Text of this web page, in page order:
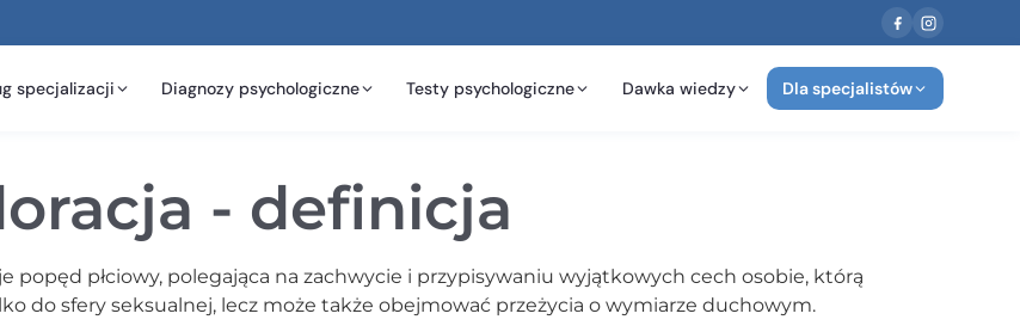
specjalizacji Diagnozy psychologiczne Testy psychologiczne Dawka wiedzy Dla specjalistów
- definicja
popęd płciowy, polegająca na zachwycie i przypisywaniu wyjątkowych cech osobie, którą
do sfery seksualnej, lecz może także obejmować przeżycia o wymiarze duchowym.